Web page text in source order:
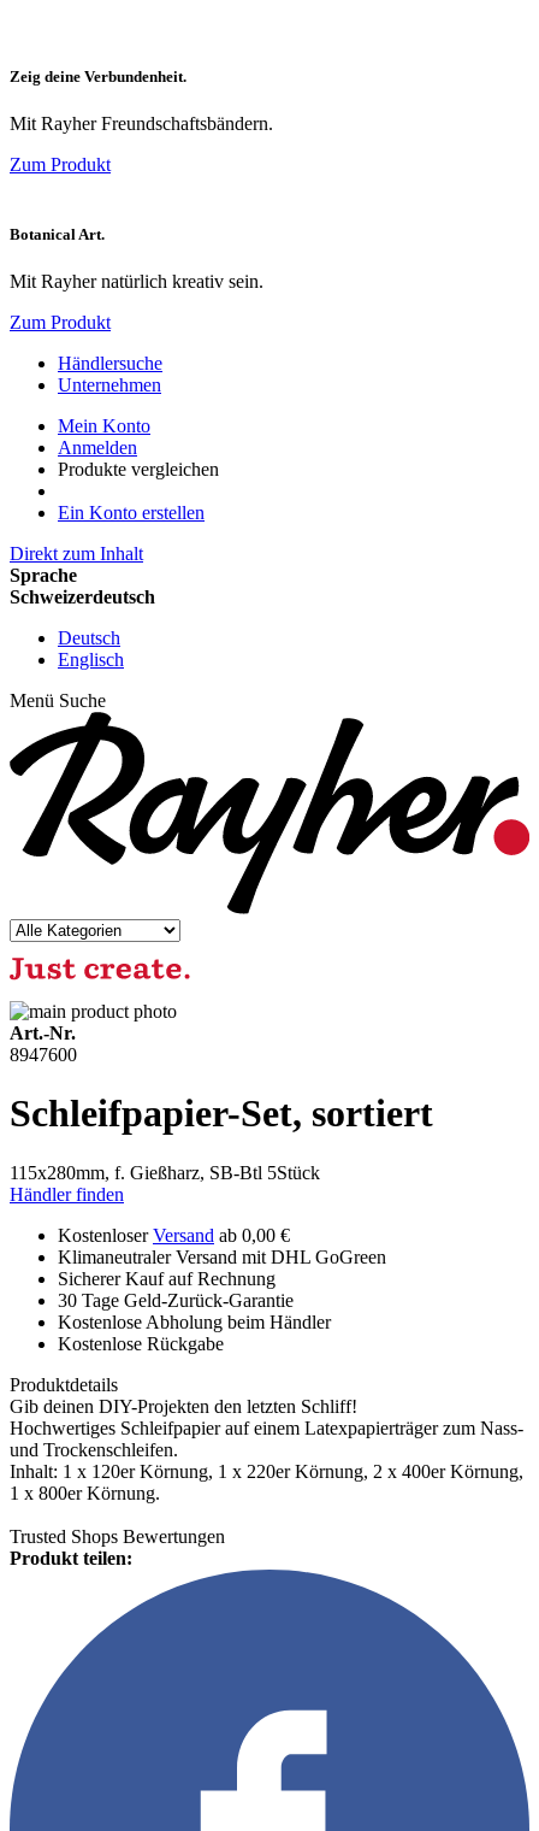
Zeig deine Verbundenheit.
Mit Rayher Freundschaftsbändern.
Zum Produkt
Botanical Art.
Mit Rayher natürlich kreativ sein.
Zum Produkt
Händlersuche
Unternehmen
Mein Konto
Anmelden
Produkte vergleichen
Ein Konto erstellen
Direkt zum Inhalt
Sprache
Schweizerdeutsch
Deutsch
Englisch
Menü Suche
Art.-Nr.
8947600
Schleifpapier-Set, sortiert
115x280mm, f. Gießharz, SB-Btl 5Stück
Händler finden
KostenloserVersand ab 0,00 €
Klimaneutraler Versand mit DHL GoGreen
Sicherer Kauf auf Rechnung
30 Tage Geld-Zurück-Garantie
Kostenlose Abholung beim Händler
Kostenlose Rückgabe
Produktdetails
Gib deinen DIY-Projekten den letzten Schliff!
Hochwertiges Schleifpapier auf einem Latexpapierträger zum Nass-
und Trockenschleifen.
Inhalt: 1 x 120er Körnung, 1 x 220er Körnung, 2 x 400er Körnung,
1 x 800er Körnung.
Trusted Shops Bewertungen
Produkt teilen: